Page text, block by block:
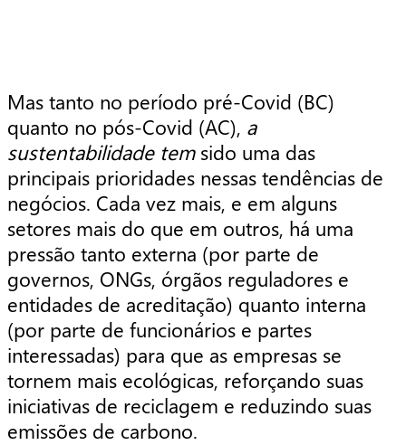
Mas tanto no período pré-Covid (BC)
quanto no pós-Covid (AC), a
sustentabilidade tem sido uma das
principais prioridades nessas tendências de
negócios. Cada vez mais, e em alguns
setores mais do que em outros, há uma
pressão tanto externa (por parte de
governos, ONGs, órgãos reguladores e
entidades de acreditação) quanto interna
(por parte de funcionários e partes
interessadas) para que as empresas se
tornem mais ecológicas, reforçando suas
iniciativas de reciclagem e reduzindo suas
emissões de carbono.